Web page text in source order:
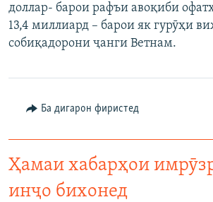
доллар- барои рафъи авоқиби
13,4 миллиард – барои як гурӯҳи
собиқадорони ҷанги Ветнам.
Ба дигарон фиристед
Ҳамаи хабарҳои
инҷо бихонед